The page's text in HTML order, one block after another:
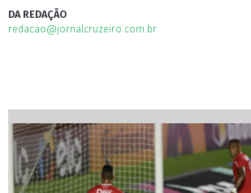
DA REDAÇÃO
redacao@jornalcruzeiro.com.br